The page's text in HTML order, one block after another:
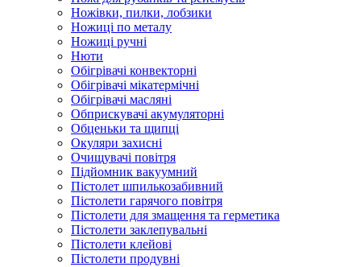
Ножівки, пилки, лобзики
Ножиці по металу
Ножиці ручні
Нюти
Обігрівачі конвекторні
Обігрівачі мікатермічні
Обігрівачі масляні
Обприскувачі акумуляторні
Обценьки та щипці
Окуляри захисні
Очищувачі повітря
Підйомник вакуумний
Пістолет шпилькозабивний
Пістолети гарячого повітря
Пістолети для змащення та герметика
Пістолети заклепувальні
Пістолети клейові
Пістолети продувні